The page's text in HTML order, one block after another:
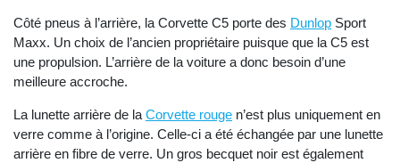
Côté pneus à l’arrière, la Corvette C5 porte des Dunlop Sport
Maxx. Un choix de l’ancien propriétaire puisque que la C5 est
une propulsion. L’arrière de la voiture a donc besoin d’une
meilleure accroche.
La lunette arrière de la Corvette rouge n’est plus uniquement en
verre comme à l’origine. Celle-ci a été échangée par une lunette
arrière en fibre de verre. Un gros becquet noir est également